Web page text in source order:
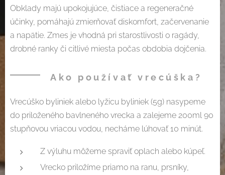
Obklady majú upokojujúce, čistiace a regeneračné
účinky, pomáhajú zmierňovať diskomfort, začervenanie
a napätie. Zmes je vhodná pri starostlivosti o ragády,
drobné ranky či citlivé miesta počas obdobia dojčenia.
Ako používať vrecúška?
Vrecúško byliniek alebo lyžicu byliniek (5g) nasypeme
do priloženého bavlneného vrecka a zalejeme 200ml 90
stupňovou vriacou vodou, necháme lúhovať 10 minút.
Z výluhu môžeme spraviť oplach alebo kúpeľ.
Vrecko priložíme priamo na ranu, prsníky,